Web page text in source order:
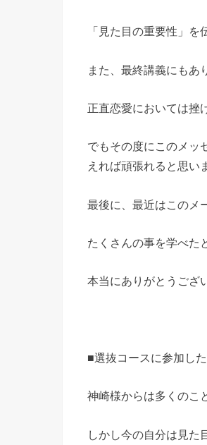
「見た目の重要性」
また、最終講義にもあ
正直恋愛においては挫
でもその度にこのメッ
えれば頑張れると思い
最後に、最近はこのメ
たくさんの事を学べた
本当にありがとうござ
■選抜コースに参加し
神崎様からは多くのこ
しかし今の自分は見た